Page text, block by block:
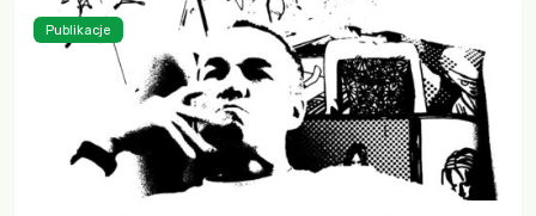
Publikacje